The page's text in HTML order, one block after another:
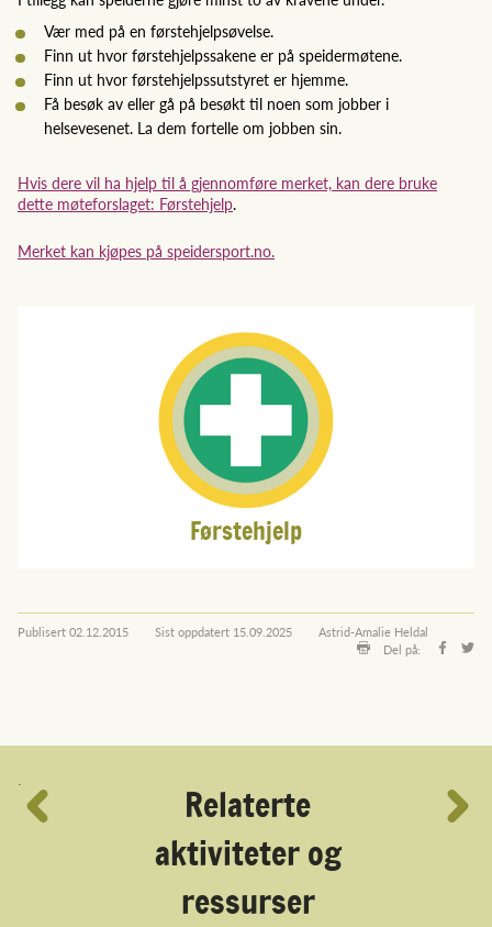
Vær med på en førstehjelpsøvelse.
Finn ut hvor førstehjelpssakene er på speidermøtene.
Finn ut hvor førstehjelpssutstyret er hjemme.
Få besøk av eller gå på besøkt til noen som jobber i
helsevesenet. La dem fortelle om jobben sin.
Hvis dere vil ha hjelp til å gjennomføre merket, kan dere bruke
dette møteforslaget: Førstehjelp.
Merket kan kjøpes på speidersport.no.
Førstehjelp
Publisert02.12.2015 Sist oppdatert 15.09.2025
Astrid-Amalie Heldal
Del på:
´
Relaterte
aktiviteter og
ressurser